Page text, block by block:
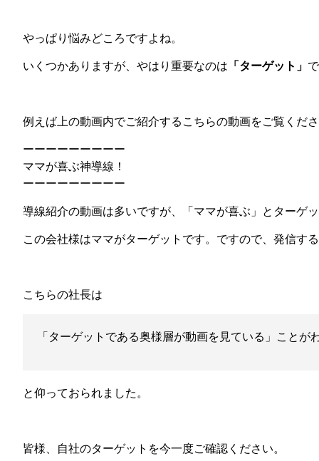
やっぱり悩みどころですよね。
いくつかありますが、やはり重要なのは 「ターゲット」
例えば上の動画内でご紹介するこちらの動画をご覧くだ
ーーーーーーーーー
ママが喜ぶ神導線！
ーーーーーーーーー
導線紹介の動画は多いですが、「ママが喜ぶ」とターゲ
この会社様はママがターゲットです。ですので、発信す
こちらの社長は
「ターゲットである奥様層が動画を見ている」こと
と仰っておられました。
皆様、自社のターゲットを今一度ご確認ください。